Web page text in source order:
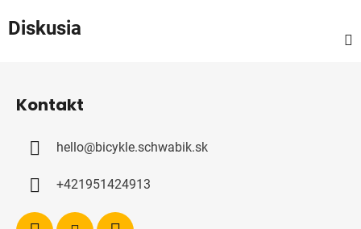
Diskusia
Kontakt
hello@bicykle.schwabik.sk
+421951424913